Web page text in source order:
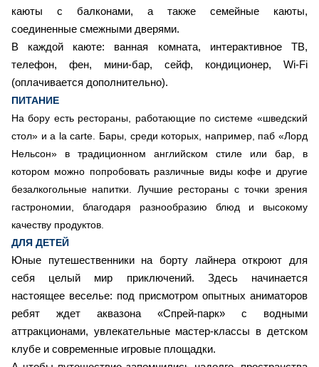
каюты с балконами, а также семейные каюты,
соединенные смежными дверями.
В каждой каюте: ванная комната, интерактивное ТВ,
телефон, фен, мини-бар, сейф, кондиционер, Wi-Fi
(оплачивается дополнительно).
ПИТАНИЕ
На бору есть рестораны, работающие по системе «шведский
стол» и a la carte. Бары, среди которых, например, паб «Лорд
Нельсон» в традиционном английском стиле или бар, в
котором можно попробовать различные виды кофе и другие
безалкогольные напитки. Лучшие рестораны с точки зрения
гастрономии, благодаря разнообразию блюд и высокому
качеству продуктов.
ДЛЯ ДЕТЕЙ
Юные путешественники на борту лайнера откроют для
себя целый мир приключений. Здесь начинается
настоящее веселье: под присмотром опытных аниматоров
ребят ждет аквазона «Спрей-парк» с водными
аттракционами, увлекательные мастер-классы в детском
клубе и современные игровые площадки.